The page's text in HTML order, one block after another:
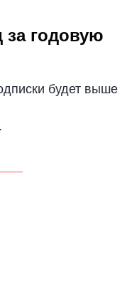
за годовую
будет выше